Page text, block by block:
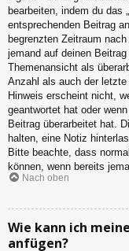
bearbeiten, indem du das
entsprechenden Beitrag
begrenzten Zeitraum
jemand auf deinen
Themenansicht als
Anzahl als auch der
Hinweis erscheint nicht,
geantwortet hat oder
Beitrag überarbeitet hat.
halten, eine Notiz
Bitte beachte, dass
können, wenn bereits
Nach oben
Wie kann ich
anfügen?